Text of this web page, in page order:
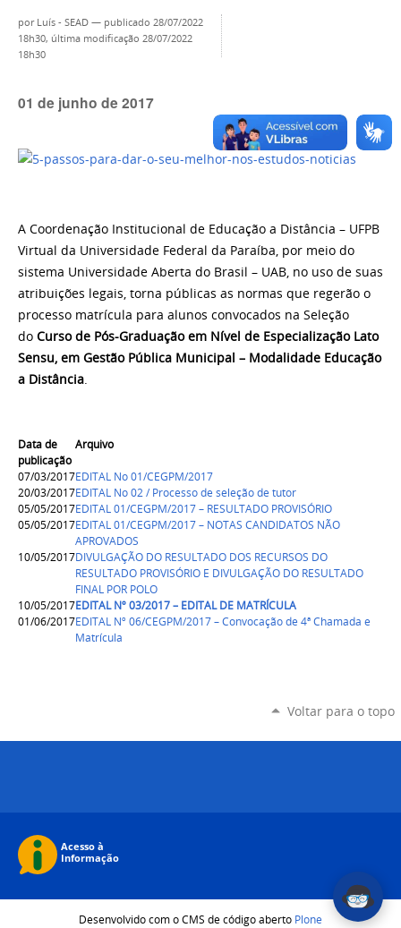
por Luís - SEAD — publicado 28/07/2022
18h30, última modificação 28/07/2022
18h30
01 de junho de 2017
A Coordenação Institucional de Educação a Distância – UFPB
Virtual da Universidade Federal da Paraíba, por meio do
sistema Universidade Aberta do Brasil – UAB, no uso de suas
atribuições legais, torna públicas as normas que regerão o
processo matrícula para alunos convocados na Seleção
do Curso de Pós-Graduação em Nível de Especialização Lato
Sensu, em Gestão Pública Municipal – Modalidade Educação
a Distância.
Data de
publicação
Arquivo
07/03/2017EDITAL No 01/CEGPM/2017
20/03/2017EDITAL No 02 / Processo de seleção de tutor
05/05/2017EDITAL 01/CEGPM/2017 – RESULTADO PROVISÓRIO
05/05/2017EDITAL 01/CEGPM/2017 – NOTAS CANDIDATOS NÃO
APROVADOS
10/05/2017DIVULGAÇÃO DO RESULTADO DOS RECURSOS DO
RESULTADO PROVISÓRIO E DIVULGAÇÃO DO RESULTADO
FINAL POR POLO
10/05/2017EDITAL Nº 03/2017 – EDITAL DE MATRÍCULA
01/06/2017EDITAL Nº 06/CEGPM/2017 – Convocação de 4ª Chamada e
Matrícula
Voltar para o topo
Desenvolvido com o CMS de código aberto Plone